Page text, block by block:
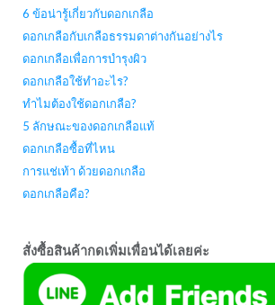
6 ข้อน่ารู้เกี่ยวกับดอกเกลือ
ดอกเกลือกับเกลือธรรมดาต่างกันอย่างไร
ดอกเกลือเพื่อการบำรุงผิว
ดอกเกลือใช้ทำอะไร?
ทำไมต้องใช้ดอกเกลือ?
5 ลักษณะของดอกเกลือแท้
ดอกเกลือซื้อที่ไหน
การแช่เท้า ด้วยดอกเกลือ
ดอกเกลือคือ?
สั่งซื้อสินค้ากดเพิ่มเพื่อนได้เลยค่ะ